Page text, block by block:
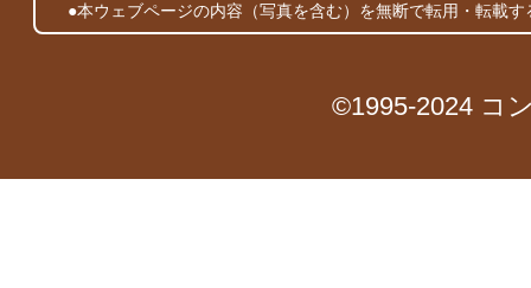
●本ウェブページの内容（写真を含む）を無断で転用・転載
©1995-2024 コ